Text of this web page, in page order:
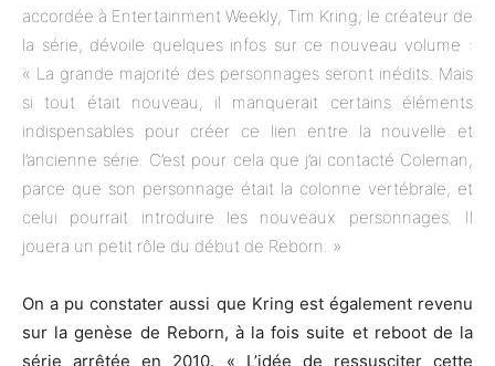
accordée à Entertainment Weekly, Tim Kring, le créateur de
la série, dévoile quelques infos sur ce nouveau volume :
« La grande majorité des personnages seront inédits. Mais
si tout était nouveau, il manquerait certains éléments
indispensables pour créer ce lien entre la nouvelle et
l’ancienne série. C’est pour cela que j’ai contacté Coleman,
parce que son personnage était la colonne vertébrale, et
celui pourrait introduire les nouveaux personnages. Il
jouera un petit rôle du début de Reborn. »
On a pu constater aussi que Kring est également revenu
sur la genèse de Reborn, à la fois suite et reboot de la
série arrêtée en 2010. « L’idée de ressusciter cette